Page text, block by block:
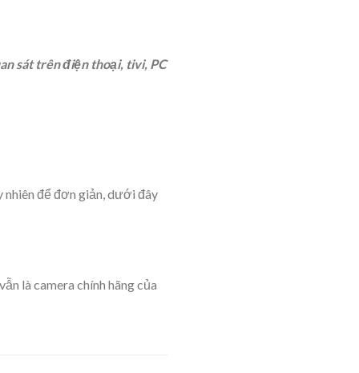
sát trên điện thoại, tivi, PC
nhiên để đơn giản, dưới đây
là camera chính hãng của